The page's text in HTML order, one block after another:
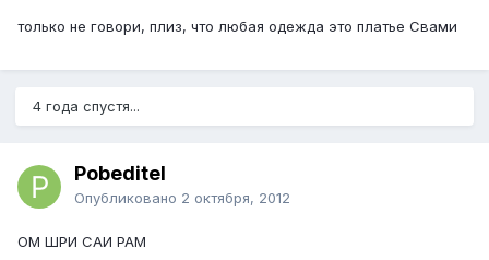
только не говори, плиз, что любая одежда это платье Свами
4 года спустя...
Pobeditel
Опубликовано 2 октября, 2012
OM ШРИ САИ РАМ